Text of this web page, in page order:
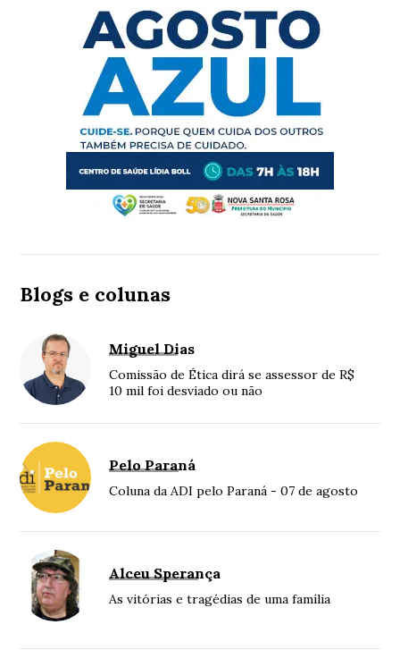
Blogs e colunas
Miguel Dias
Comissão de Ética dirá se assessor de R$
10 mil foi desviado ou não
Pelo Paraná
Coluna da ADI pelo Paraná - 07 de agosto
Alceu Sperança
As vitórias e tragédias de uma família